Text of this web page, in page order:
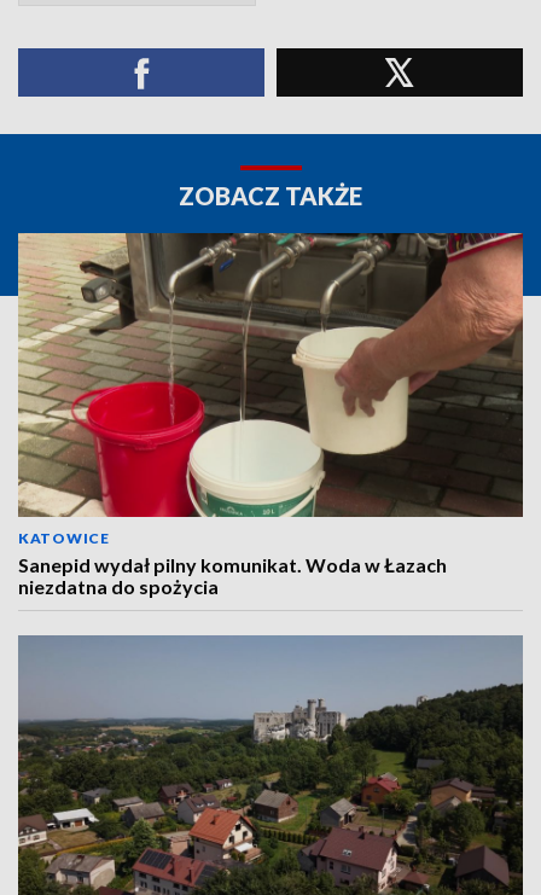
ZOBACZ TAKŻE
KATOWICE
Sanepid wydał pilny komunikat. Woda w Łazach
niezdatna do spożycia